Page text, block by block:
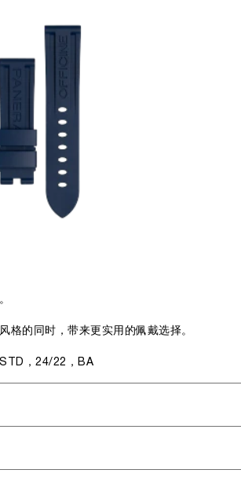
格的同时，带来更实用的佩戴选择。
，24/22，BA